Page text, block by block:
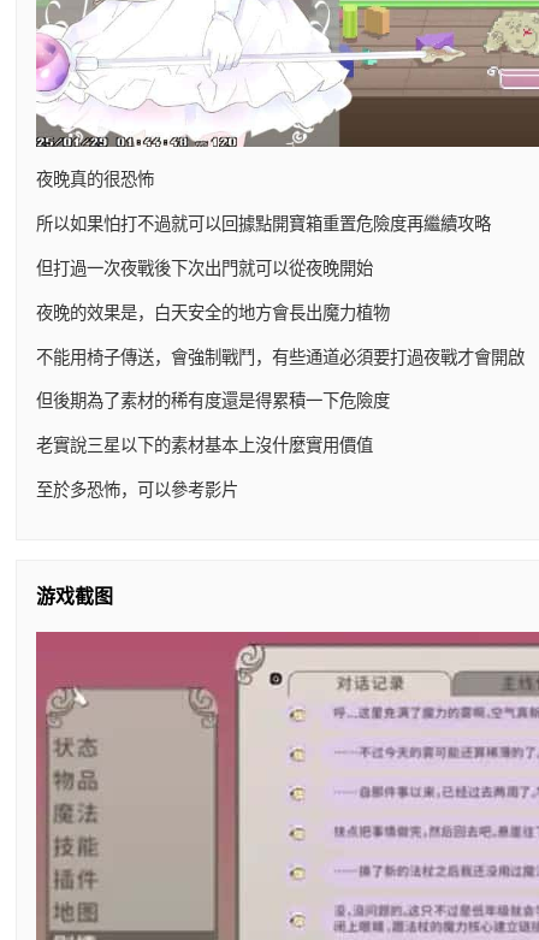
夜晚真的很恐怖
所以如果怕打不過就可以回據點開寶箱重置危險度再繼續攻略
但打過一次夜戰後下次出門就可以從夜晚開始
夜晚的效果是，白天安全的地方會長出魔力植物
不能用椅子傳送，會強制戰鬥，有些通道必須要打過夜戰才會開啟
但後期為了素材的稀有度還是得累積一下危險度
老實說三星以下的素材基本上沒什麼實用價值
至於多恐怖，可以參考影片
游戏截图